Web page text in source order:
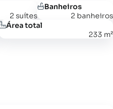
2 suítes
Banheiros
2 banheiros
Área total
233 m²